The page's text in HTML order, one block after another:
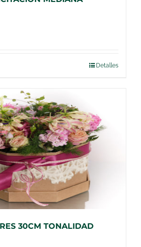
Detalles
30CM TONALIDAD